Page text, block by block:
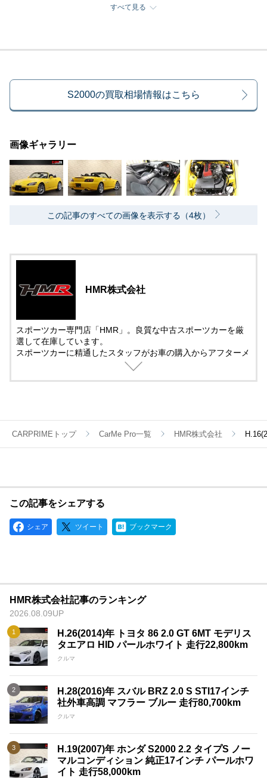
すべて見る
S2000の買取相場情報はこちら
画像ギャラリー
この記事のすべての画像を表示する（4枚）
HMR株式会社
スポーツカー専門店「HMR」。良質な中古スポーツカーを厳
選して在庫しています。
スポーツカーに精通したスタッフがお車の購入からアフターメ
ンテナンス＆チューニングまでサポート。
CARPRIMEトップ CarMe Pro一覧 HMR株式会社
この記事をシェアする
シェア ツイート ブックマーク
HMR株式会社記事のランキング
2026.08.09UP
H.26(2014)年 トヨタ 86 2.0 GT 6MT モデリス
タエアロ HID パールホワイト 走行22,800km
クルマ
H.28(2016)年 スバル BRZ 2.0 S STI17インチ
社外車高調 マフラー ブルー 走行80,700km
クルマ
H.19(2007)年 ホンダ S2000 2.2 タイプS ノー
マルコンディション 純正17インチ パールホワ
イト 走行58,000km